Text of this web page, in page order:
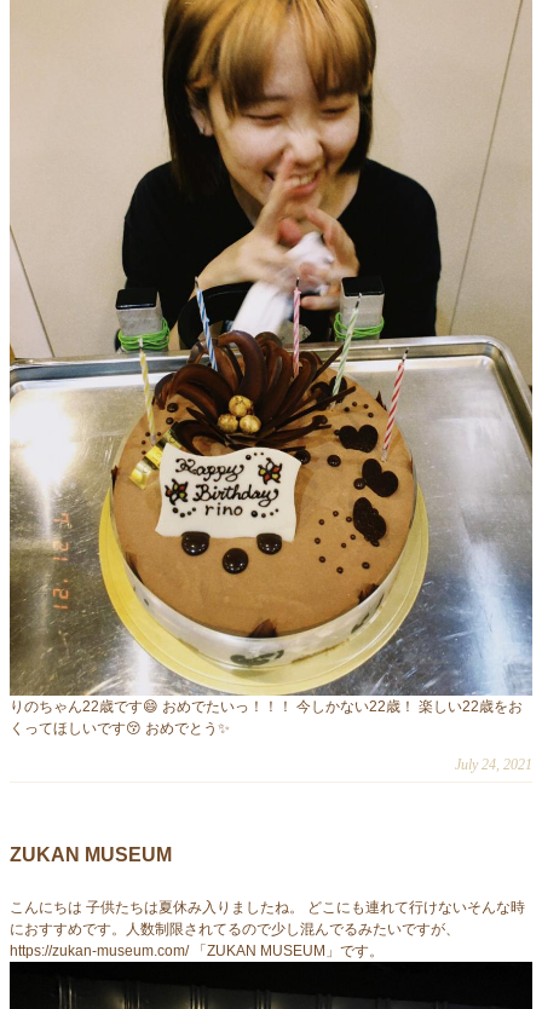
りのちゃん22歳です😄 おめでたいっ！！！ 今しかない22歳！ 楽しい22歳をお
くってほしいです😚 おめでとう✨
July 24, 2021
ZUKAN MUSEUM
こんにちは 子供たちは夏休み入りましたね。 どこにも連れて行けないそんな時
におすすめです。人数制限されてるので少し混んでるみたいですが、
https://zukan-museum.com/ 「ZUKAN MUSEUM」です。